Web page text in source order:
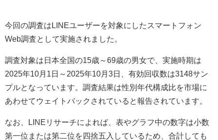
今回の調査はLINEユーザーを対象にしたスマートフォン
Web調査として実施されました。
調査対象は日本全国の15歳～69歳の男女で、実施時期は
2025年10月1日～2025年10月3日、有効回収数は3148サン
プルとなっています。調査結果は性別年代構成比を市場に
あわせてウェイトバックされていると報告されています。
なお、LINEリサーチによれば、表やグラフ中の数字は小数
第一位または第二位を四捨五入しているため、合計しても